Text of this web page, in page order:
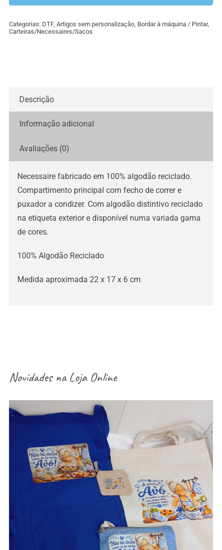
Categorias: DTF, Artigos sem personalização, Bordar à máquina / Pintar,
Carteiras/Necessaires/Sacos
Descrição
Informação adicional
Avaliações (0)
Necessaire fabricado em 100% algodão reciclado.
Compartimento principal com fecho de correr e
puxador a condizer. Com algodão distintivo reciclado
na etiqueta exterior e disponível numa variada gama
de cores.
100% Algodão Reciclado
Medida aproximada 22 x 17 x 6 cm
Novidades naLoja Online
aventais / Sacos / necessaires / estojos /
porta-moedas dia dos avós – vários modelos